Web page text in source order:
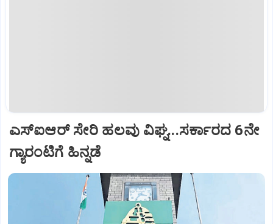
ಎಸ್‌ಐಆರ್‌ ಸೇರಿ ಹಲವು ವಿಘ್ನ...ಸರ್ಕಾರದ 6ನೇ
ಗ್ಯಾರಂಟಿಗೆ ಹಿನ್ನಡೆ